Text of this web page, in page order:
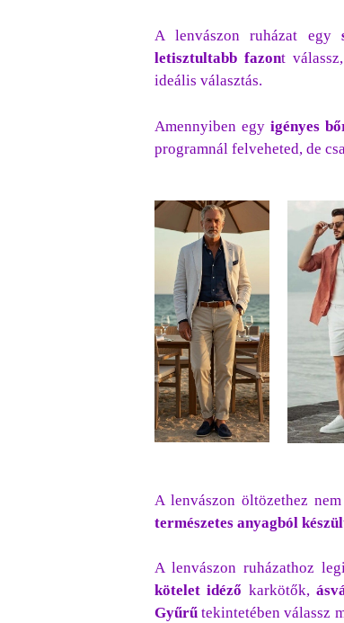
A lenvászon ruházat egy
letisztultabb fazont
ideális választás.
Amennyiben egyigényes
programnál felveheted, de
A lenvászon öltözethez
természetes anyagból
A lenvászon ruházathoz
kötelet idéző karkötők,
Gyűrű tekintetében válassz